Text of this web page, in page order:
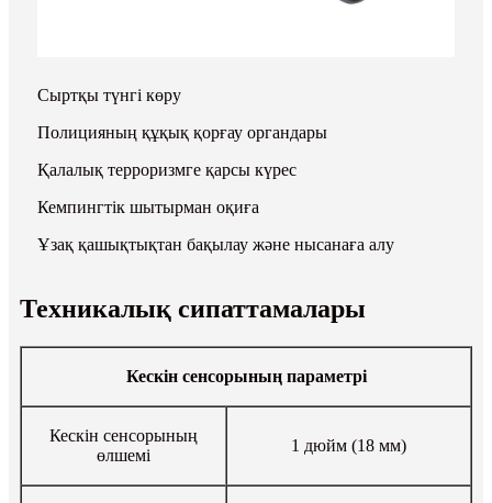
Сыртқы түнгі көру
Полицияның құқық қорғау органдары
Қалалық терроризмге қарсы күрес
Кемпингтік шытырман оқиға
Ұзақ қашықтықтан бақылау және нысанаға алу
Техникалық сипаттамалары
Кескін сенсорының параметрі
Кескін сенсорының
өлшемі
1 дюйм (18 мм)